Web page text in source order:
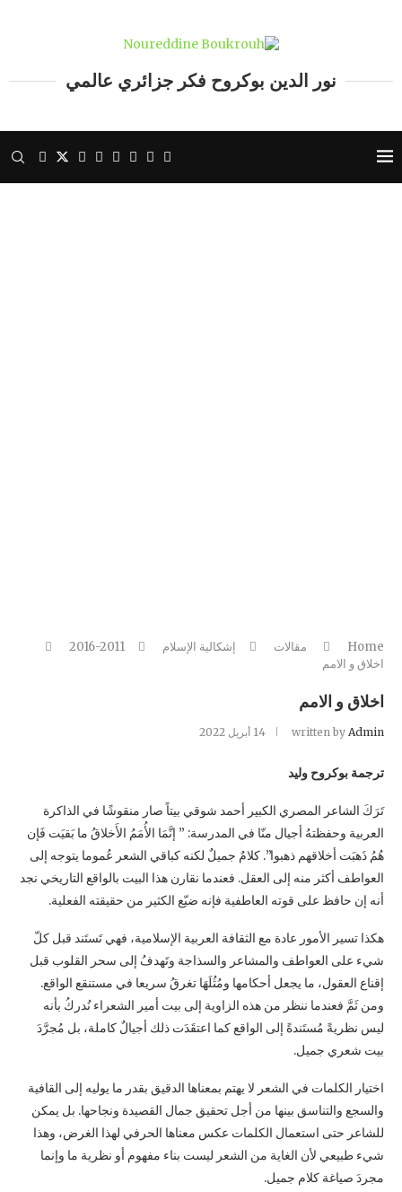
نور الدين بوكروح فكر جزائري عالمي
Home مقالات إشكالية الإسلام
2016-2011
اخلاق و الامم
اخلاق و الامم
written by Admin 14 أبريل 2022
ترجمة بوكروح وليد
تَرَكَ الشاعر المصري الكبير أحمد شوقي بيتاً صار منقوشًا في الذاكرة
العربية وحفظتهُ أجيال منّا في المدرسة: ” إنَّمَا الأُمَمُ الأَخلاقُ ما بَقيَت فَإن
هُمُ ذَهبَت أخلاقهم ذهبوا”. كلامٌ جميلٌ لكنه كباقي الشعر عُموما يتوجه إلى
العواطف أكثر منه إلى العقل. فعندما نقارن هذا البيت بالواقع التاريخي نجد
أنه إن حافظ على قوته العاطفية فإنه ضيّع الكثير من حقيقته الفعلية.
هكذا تسير الأمور عادة مع الثقافة العربية الإسلامية، فهي تَستَند قبل كلّ
شيء على العواطف والمشاعر والسذاجة وتَهدفُ إلى سحر القلوب قبل
إقناع العقول، ما يجعل أحكامها ومُثُلَهَا تغرقُ سريعا في مستنقع الواقع.
ومن ثَمَّ فعندما ننظر من هذه الزاوية إلى بيت أمير الشعراء نُدركُ بأنه
ليس نظريةً مُستَندةً إلى الواقع كما اعتقَدَت ذلك أجيالٌ كاملة، بل مُجرَّدَ
بيت شعري جميل.
اختيار الكلمات في الشعر لا يهتم بمعناها الدقيق بقدر ما يوليه إلى القافية
والسجع والتناسق بينها من أجل تحقيق جمال القصيدة ونجاحها. بل يمكن
للشاعر حتى استعمال الكلمات عكس معناها الحرفي لهذا الغرض، وهذا
شيء طبيعي لأن الغاية من الشعر ليست بناء مفهوم أو نظرية ما وإنما
مجردَ صياغة كلام جميل.